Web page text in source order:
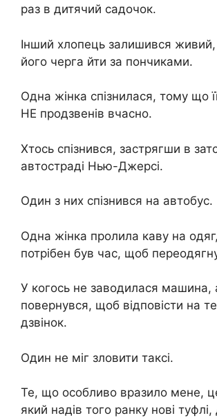
раз в дитячий садочок.
Інший хлопець залишився живий,
його черга йти за пончиками.
Одна жінка спізнилася, тому що
НЕ продзвенів вчасно.
Хтось спізнився, застрягши в
автостраді Нью-Джерсі.
Один з них спізнився на автобус.
Одна жінка пролила каву на одяг,
потрібен був час, щоб
У когось не заводилася машина,
повернувся, щоб відповісти на
дзвінок.
Один не міг зловити таксі.
Те, що особливо вразило мене,
який надів того ранку нові